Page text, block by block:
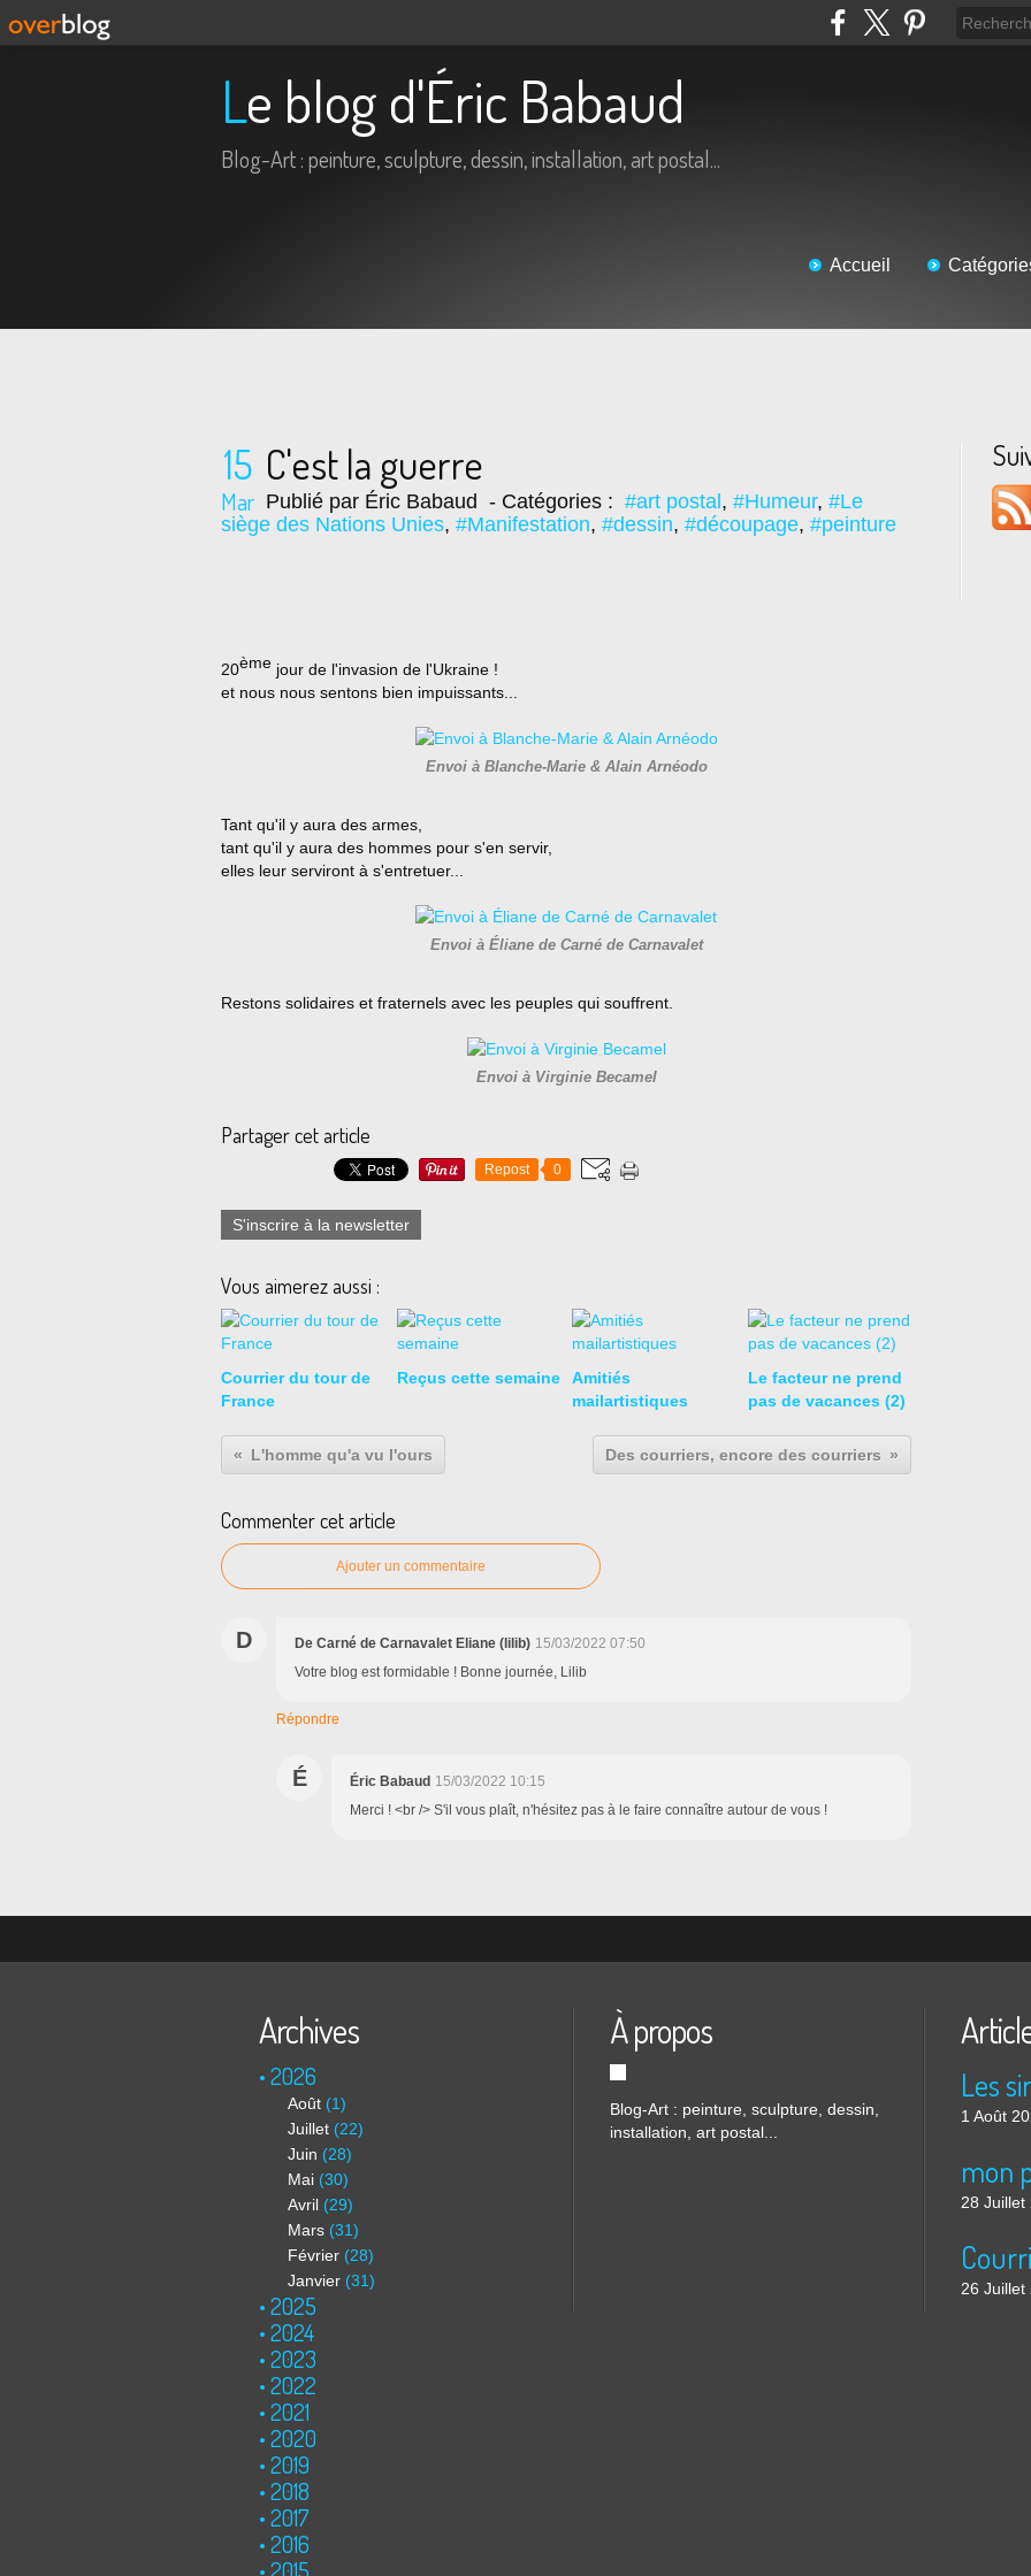
Le blog d'Éric Babaud
Blog-Art : peinture, sculpture, dessin, installation, art postal...
Accueil
15
Mar
C'est la guerre
Publié par Éric Babaud - Catégories : #art postal , #Humeur, #Le
siège des Nations Unies, #Manifestation, #dessin, #découpage, #peinture
20ème jour de l'invasion de l'Ukraine !
et nous nous sentons bien impuissants...
Envoi à Blanche-Marie & Alain Arnéodo
Tant qu'il y aura des armes,
tant qu'il y aura des hommes pour s'en servir,
elles leur serviront à s'entretuer...
Envoi à Éliane de Carné de Carnavalet
Restons solidaires et fraternels avec les peuples qui souffrent.
Envoi à Virginie Becamel
Partager cet article
Repost 0
S'inscrire à la newsletter
Vous aimerez aussi :
Courrier du tour de
France
Reçus cette semaine
Amitiés
mailartistiques
Le facteur ne prend
pas de vacances (2)
L'homme qu'a vu l'ours Des courriers, encore des courriers
Commenter cet article
Ajouter un commentaire
D De Carné de Carnavalet Eliane (lilib) 15/03/2022 07:50
Votre blog est formidable ! Bonne journée, Lilib
Répondre
É Éric Babaud 15/03/2022 10:15
Merci ! <br /> S'il vous plaît, n'hésitez pas à le faire connaître autour de vous !
Archives
2026
Août (1)
Juillet (22)
Juin (28)
Mai (30)
Avril (29)
Mars (31)
Février (28)
Janvier (31)
2025
2024
2023
2022
2021
2020
2019
2018
2017
2016
2015
À propos
Blog-Art : peinture, sculpture, dessin,
installation, art postal...
1 Août
mon
28 Juillet
26 Juillet